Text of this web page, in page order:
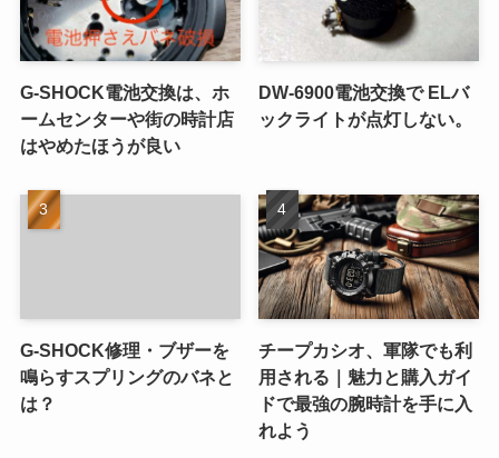
G-SHOCK電池交換は、ホ
ームセンターや街の時計店
はやめたほうが良い
DW-6900電池交換で ELバ
ックライトが点灯しない。
G-SHOCK修理・ブザーを
鳴らすスプリングのバネと
は？
チープカシオ、軍隊でも利
用される｜魅力と購入ガイ
ドで最強の腕時計を手に入
れよう